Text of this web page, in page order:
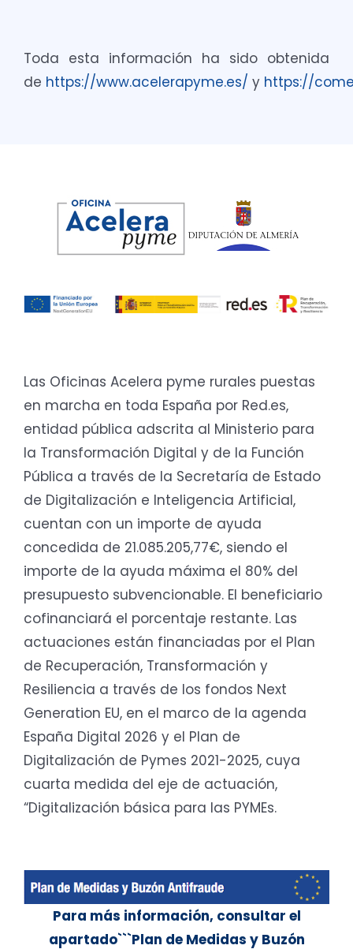
Toda esta información ha sido obtenida
de https://www.acelerapyme.es/ y https://
Las Oficinas Acelera pyme rurales puestas
en marcha en toda España por Red.es,
entidad pública adscrita al Ministerio para
la Transformación Digital y de la Función
Pública a través de la Secretaría de Estado
de Digitalización e Inteligencia Artificial,
cuentan con un importe de ayuda
concedida de 21.085.205,77€, siendo el
importe de la ayuda máxima el 80% del
presupuesto subvencionable. El beneficiario
cofinanciará el porcentaje restante. Las
actuaciones están financiadas por el Plan
de Recuperación, Transformación y
Resiliencia a través de los fondos Next
Generation EU, en el marco de la agenda
España Digital 2026 y el Plan de
Digitalización de Pymes 2021-2025, cuya
cuarta medida del eje de actuación,
“Digitalización básica para las PYMEs.
Para más información, consultar el
apartado```Plan de Medidas y Buzón